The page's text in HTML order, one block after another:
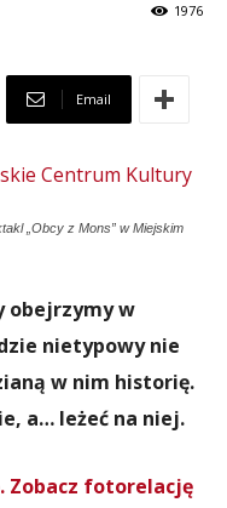
1976
Email
„Obcy z Mons” w Miejskim
obejrzymy w
nietypowy nie
w nim historię.
a… leżeć na niej.
Zobacz fotorelację